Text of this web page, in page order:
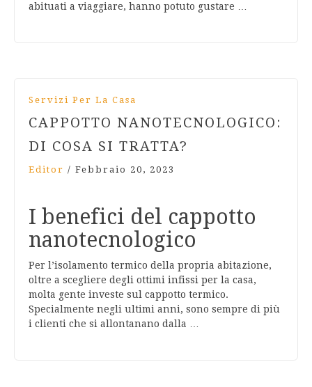
abituati a viaggiare, hanno potuto gustare …
Servizi Per La Casa
CAPPOTTO NANOTECNOLOGICO:
DI COSA SI TRATTA?
Editor / Febbraio 20, 2023
I benefici del cappotto
nanotecnologico
Per l’isolamento termico della propria abitazione,
oltre a scegliere degli ottimi infissi per la casa,
molta gente investe sul cappotto termico.
Specialmente negli ultimi anni, sono sempre di più
i clienti che si allontanano dalla …